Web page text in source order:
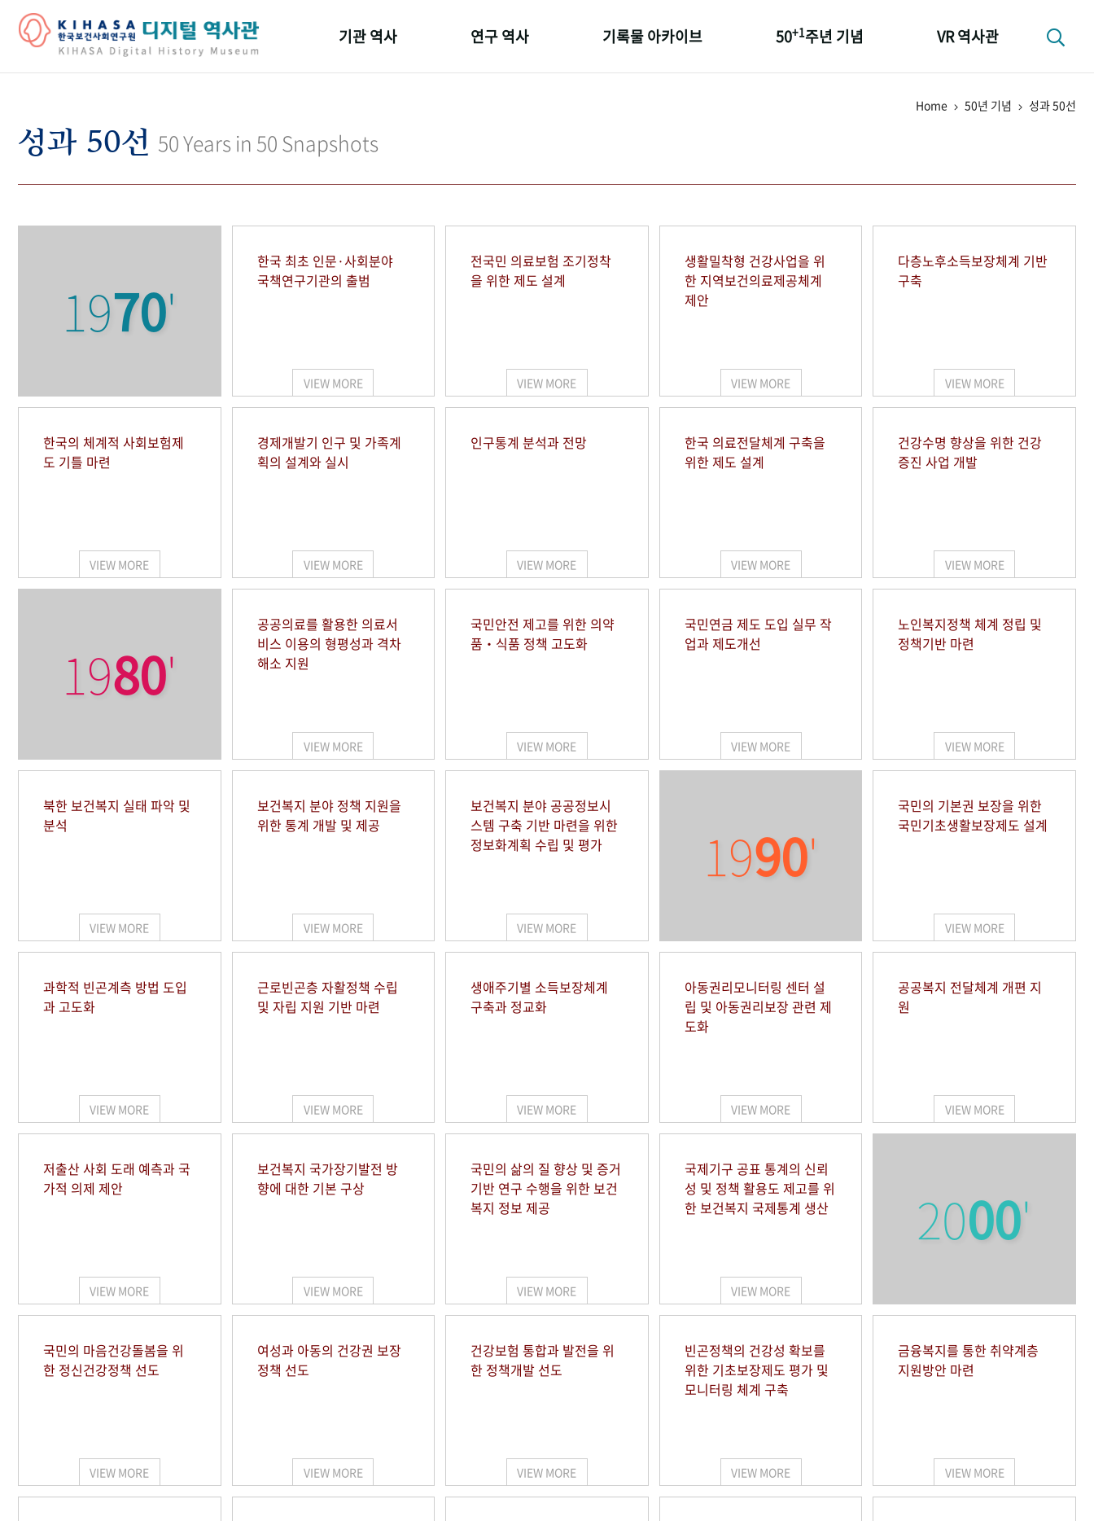
기관 역사
기관 변천사
연구 역사 기록물 아카이브 50+1주년 기념 VR 역사관
Home 50년 기념 성과 50선
성과 50선 50 Years in 50 Snapshots
1970'
한국 최초 인문·사회분야
국책연구기관의 출범
VIEW MORE
전국민 의료보험 조기정착
을 위한 제도 설계
VIEW MORE
생활밀착형 건강사업을 위
한 지역보건의료제공체계
제안
VIEW MORE
다층노후소득보장체계 기반
구축
VIEW MORE
한국의 체계적 사회보험제
도 기틀 마련
VIEW MORE
경제개발기 인구 및 가족계
획의 설계와 실시
VIEW MORE
인구통계 분석과 전망
VIEW MORE
한국 의료전달체계 구축을
위한 제도 설계
VIEW MORE
건강수명 향상을 위한 건강
증진 사업 개발
VIEW MORE
1980'
공공의료를 활용한 의료서
비스 이용의 형평성과 격차
해소 지원
VIEW MORE
국민안전 제고를 위한 의약
품‧식품 정책 고도화
VIEW MORE
국민연금 제도 도입 실무 작
업과 제도개선
VIEW MORE
노인복지정책 체계 정립 및
정책기반 마련
VIEW MORE
북한 보건복지 실태 파악 및
분석
VIEW MORE
보건복지 분야 정책 지원을
위한 통계 개발 및 제공
VIEW MORE
보건복지 분야 공공정보시
스템 구축 기반 마련을 위한
정보화계획 수립 및 평가
VIEW MORE
1990'
국민의 기본권 보장을 위한
국민기초생활보장제도 설계
VIEW MORE
과학적 빈곤계측 방법 도입
과 고도화
VIEW MORE
근로빈곤층 자활정책 수립
및 자립 지원 기반 마련
VIEW MORE
생애주기별 소득보장체계
구축과 정교화
VIEW MORE
아동권리모니터링 센터 설
립 및 아동권리보장 관련 제
도화
VIEW MORE
공공복지 전달체계 개편 지
원
VIEW MORE
저출산 사회 도래 예측과 국
가적 의제 제안
VIEW MORE
보건복지 국가장기발전 방
향에 대한 기본 구상
VIEW MORE
국민의 삶의 질 향상 및 증거
기반 연구 수행을 위한 보건
복지 정보 제공
VIEW MORE
국제기구 공표 통계의 신뢰
성 및 정책 활용도 제고를 위
한 보건복지 국제통계 생산
VIEW MORE
2000'
국민의 마음건강돌봄을 위
한 정신건강정책 선도
VIEW MORE
여성과 아동의 건강권 보장
정책 선도
VIEW MORE
건강보험 통합과 발전을 위
한 정책개발 선도
VIEW MORE
빈곤정책의 건강성 확보를
위한 기초보장제도 평가 및
모니터링 체계 구축
VIEW MORE
금융복지를 통한 취약계층
지원방안 마련
VIEW MORE